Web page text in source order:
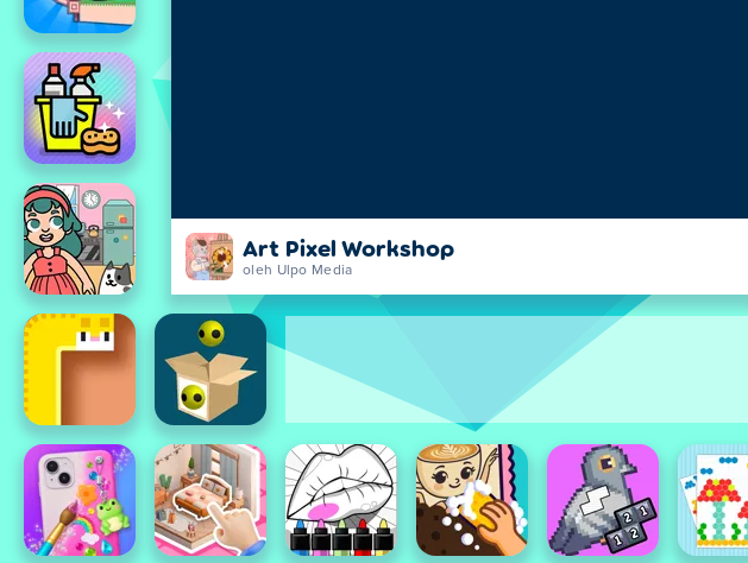
Art Pixel Workshop
oleh Ulpo Media